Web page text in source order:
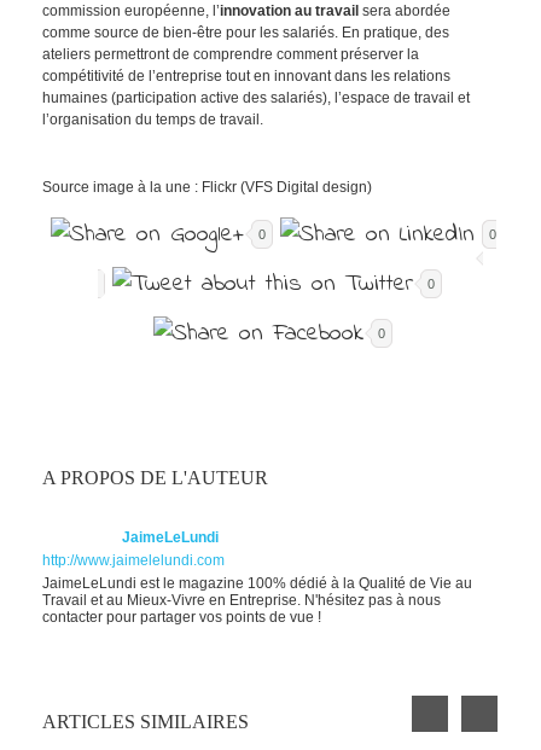
commission européenne, l’innovation au travailsera abordée
comme source de bien-être pour les salariés. En pratique, des
ateliers permettront de comprendre comment préserver la
compétitivité de l’entreprise tout en innovant dans les relations
humaines (participation active des salariés), l’espace de travail et
l’organisation du temps de travail.
Source image à la une : Flickr (VFS Digital design)
0 0
0
0
A PROPOS DE L'AUTEUR
JaimeLeLundi
http://www.jaimelelundi.com
JaimeLeLundi est le magazine 100% dédié à la Qualité de Vie au
Travail et au Mieux-Vivre en Entreprise. N'hésitez pas à nous
contacter pour partager vos points de vue !
ARTICLES SIMILAIRES